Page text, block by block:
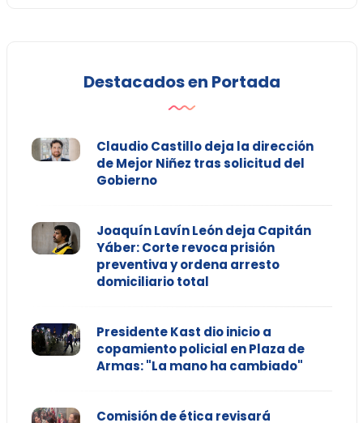
Destacados en Portada
Claudio Castillo deja la dirección
de Mejor Niñez tras solicitud del
Gobierno
Joaquín Lavín León deja Capitán
Yáber: Corte revoca prisión
preventiva y ordena arresto
domiciliario total
Presidente Kast dio inicio a
copamiento policial en Plaza de
Armas: "La mano ha cambiado"
Comisión de ética revisará